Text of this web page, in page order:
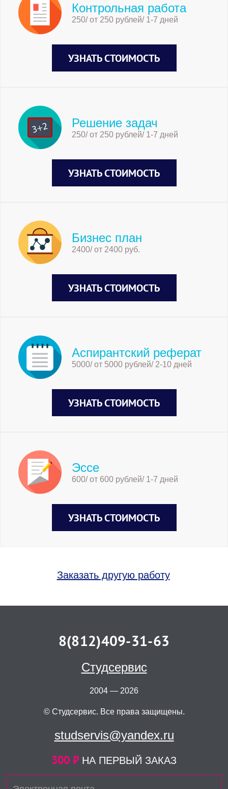
Контрольная работа
250/ от 250 рублей/ 1-7 дней
УЗНАТЬ СТОИМОСТЬ
Решение задач
250/ от 250 рублей/ 1-7 дней
УЗНАТЬ СТОИМОСТЬ
Бизнес план
2400/ от 2400 руб.
УЗНАТЬ СТОИМОСТЬ
Аспирантский реферат
5000/ от 5000 рублей/ 2-10 дней
УЗНАТЬ СТОИМОСТЬ
Эссе
600/ от 600 рублей/ 1-7 дней
УЗНАТЬ СТОИМОСТЬ
Заказать другую работу
8(812)409-31-63
Студсервис
2004 — 2026
© Студсервис. Все права защищены.
studservis@yandex.ru
300 ₽ НА ПЕРВЫЙ ЗАКАЗ